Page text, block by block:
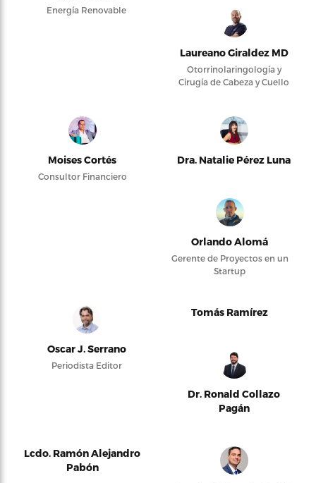
Energía Renovable
Laureano Giraldez MD
Otorrinolaringología y
Cirugía de Cabeza y Cuello
Moises Cortés
Consultor Financiero
Dra. Natalie Pérez Luna
Orlando Alomá
Gerente de Proyectos en un
Startup
Oscar J. Serrano
Periodista Editor
Tomás Ramírez
Dr. Ronald Collazo
Pagán
Lcdo. Ramón Alejandro
Pabón